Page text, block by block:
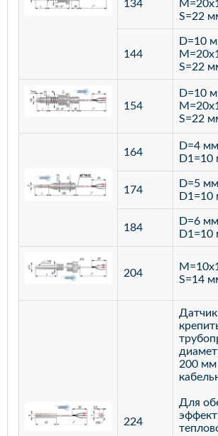
134
S=22
144
D=10
S=22
154
D=10
S=22
164
D=4 мм
D1=10
174
D=5 мм
D1=10
184
D=6 мм
D1=10
204
S=14
224
200
Для